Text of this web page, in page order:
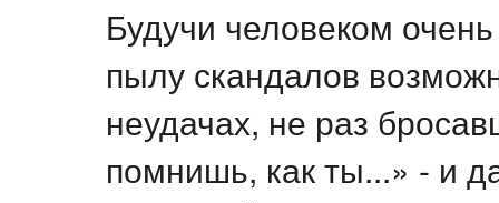
Будучи человеком
пылу скандалов
неудачах, не раз
помнишь, как ты...» - и